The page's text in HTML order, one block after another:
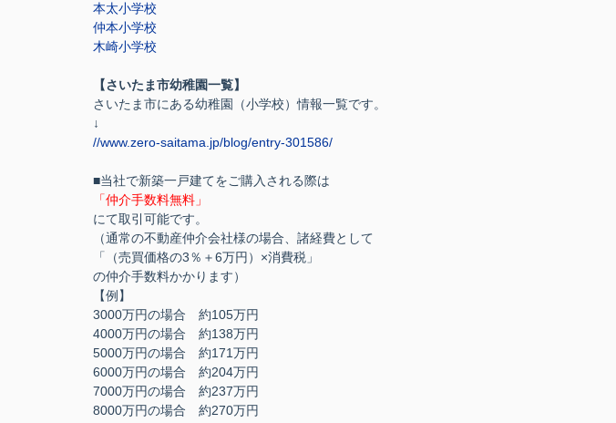
本太小学校
仲本小学校
木崎小学校
【さいたま市幼稚園一覧】
さいたま市にある幼稚園（小学校）情報一覧です。
↓
//www.zero-saitama.jp/blog/entry-301586/
■当社で新築一戸建てをご購入される際は
「仲介手数料無料」
にて取引可能です。
（通常の不動産仲介会社様の場合、諸経費として
「（売買価格の3％＋6万円）×消費税」
の仲介手数料かかります）
【例】
3000万円の場合 約105万円
4000万円の場合 約138万円
5000万円の場合 約171万円
6000万円の場合 約204万円
7000万円の場合 約237万円
8000万円の場合 約270万円